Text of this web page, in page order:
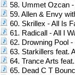
58. Ummet Ozcan
59. Allen & Envy
60. Skrillex - All Is
61. Radicall - All I
62. Drowning Pool
63. Starkillers feat.
64. Trance Arts
65. Dead C T